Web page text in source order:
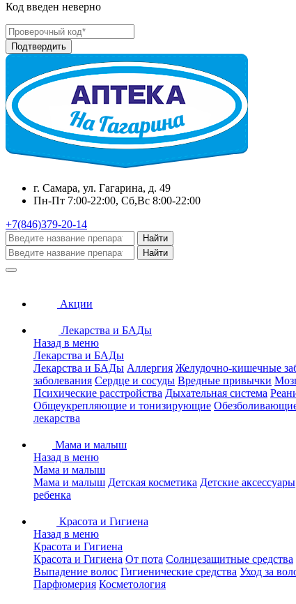
Код введен неверно
г. Самара, ул. Гагарина, д. 49
Пн-Пт 7:00-22:00, Сб,Вс 8:00-22:00
+7(846)379-20-14
Найти
Найти
Акции
Лекарства и БАДы
Назад в меню
Лекарства и БАДы
Лекарства и БАДы Аллергия Желудочно-кишечные
заболевания Сердце и сосуды Вредные привычки
Психические расстройства Дыхательная система
Общеукрепляющие и тонизирующие
лекарства
Мама и малыш
Назад в меню
Мама и малыш
Мама и малыш Детская косметика Детские аксессуары
ребенка
Красота и Гигиена
Назад в меню
Красота и Гигиена
Красота и Гигиена От пота Солнцезащитные средства
Выпадение волос Гигиенические средства Уход за
Парфюмерия Косметология